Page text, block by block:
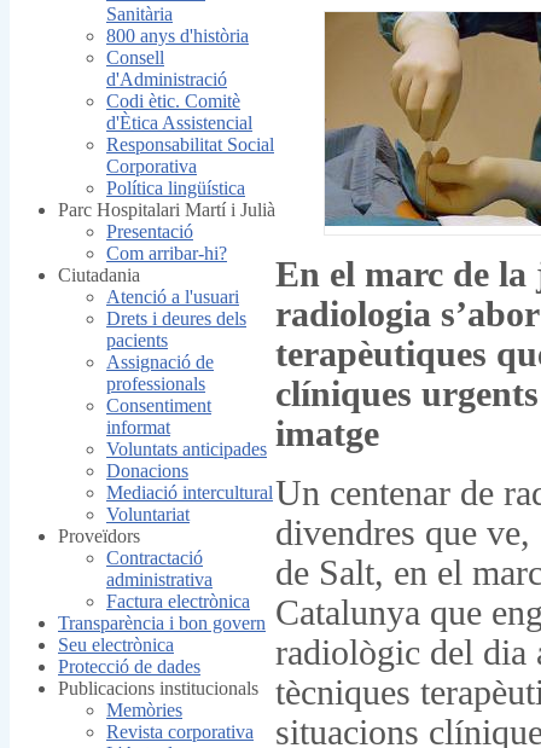
En el marc de la
radiologia
terapèutiques
clíniques
imatge
Un centenar de
divendres que
de Salt, en el
Catalunya que
radiològic del dia
tècniques
situacions
Sanitària
800 anys d'història
Consell
d'Administració
Codi ètic. Comitè
d'Ètica Assistencial
Responsabilitat Social
Corporativa
Política lingüística
Parc Hospitalari Martí i Julià
Presentació
Com arribar-hi?
Ciutadania
Atenció a l'usuari
Drets i deures dels
pacients
Assignació de
professionals
Consentiment
informat
Voluntats anticipades
Donacions
Mediació intercultural
Voluntariat
Proveïdors
Contractació
administrativa
Factura electrònica
Transparència i bon govern
Seu electrònica
Protecció de dades
Publicacions institucionals
Memòries
Revista corporativa